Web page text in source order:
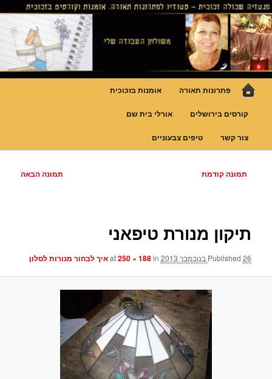
לדלג
לתוכן
פנטזיה – פתרונות תאורה וסטודיו
לויטראז
גופי תאורה אומנותיים בעבודת יד, ויטראזים לחלונות ולמחיצות דקורטיביות, קורסים
בויטראז ובפסיפס
תפריט
פתרונות תאורה אומנות בזכוכית
קורסים בירושלים אורלי בית שם
צור קשר טיפים צבעוניים
ניווט
תמונה קודמת תמונה הבאה
תיקון מנורת טיפאני
Published 26 בנובמבר 2013 250 × 188in איך לבחור מנורות לסלון